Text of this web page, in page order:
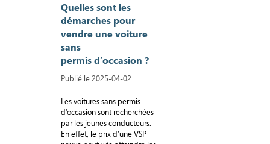
Quelles sont les
démarches pour
vendre une voiture
sans
permis d’occasion ?
Publié le 2025-04-02
Les voitures sans permis
d’occasion sont recherchées
par les jeunes conducteurs.
En effet, le prix d’une VSP